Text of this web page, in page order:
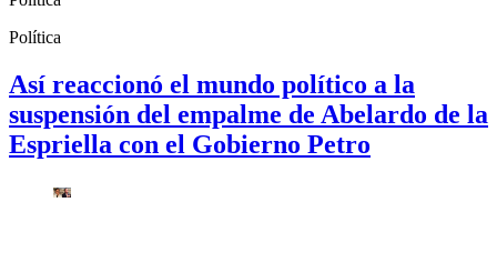
Política
Así reaccionó el mundo político a la
suspensión del empalme de Abelardo de la
Espriella con el Gobierno Petro